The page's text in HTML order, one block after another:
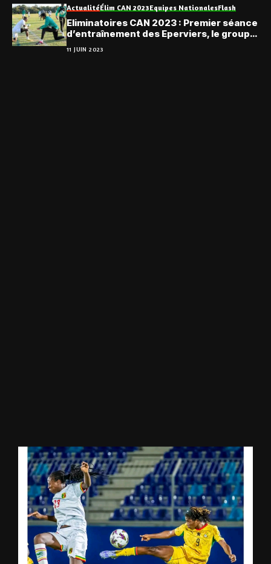
ActualitéÉlim CAN 2023Equipes NationalesFlash
Eliminatoires CAN 2023 : Premier séance
d’entraînement des Eperviers, le groupe
presque au complet
11 JUIN 2023